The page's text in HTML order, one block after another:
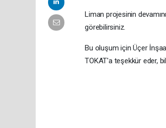
Liman projesinin
görebilirsiniz.
Bu oluşum için Üçer
TOKAT'a teşekkür eder,